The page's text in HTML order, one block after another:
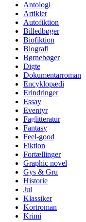
Antologi
Artikler
Autofiktion
Billedbøger
Biofiktion
Biografi
Børnebøger
Digte
Dokumentarroman
Encyklopædi
Erindringer
Essay
Eventyr
Faglitteratur
Fantasy
Feel-good
Fiktion
Fortællinger
Graphic novel
Gys & Gru
Historie
Jul
Klassiker
Kortroman
Krimi